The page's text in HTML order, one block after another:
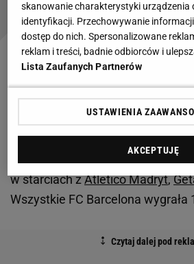
Wreszcie powrót Lewandowskiego
Wydarzeniem meczu był
właśnie Roberta
pauzował za czerwoną kartkę w
wyjazdowym z Osasuną.
w starciach zAtletico Madryt,
Wszystkie FC Barcelona wygrała
skanowanie charakterystyki urządzenia
identyfikacji. Przechowywanie
dostęp do nich. Spersonalizowane
reklam i treści, badnie odbiorców i
Lista Zaufanych Partnerów
USTAWIENIA
AKCEPTUJĘ